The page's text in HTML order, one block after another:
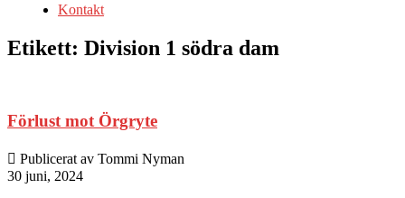
Kontakt
Etikett: Division 1 södra dam
Förlust mot Örgryte
Publicerat av Tommi Nyman
30 juni, 2024